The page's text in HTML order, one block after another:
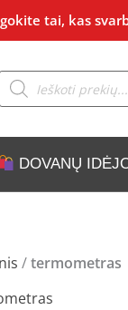
tai, kas
DOVANŲ
/termometras